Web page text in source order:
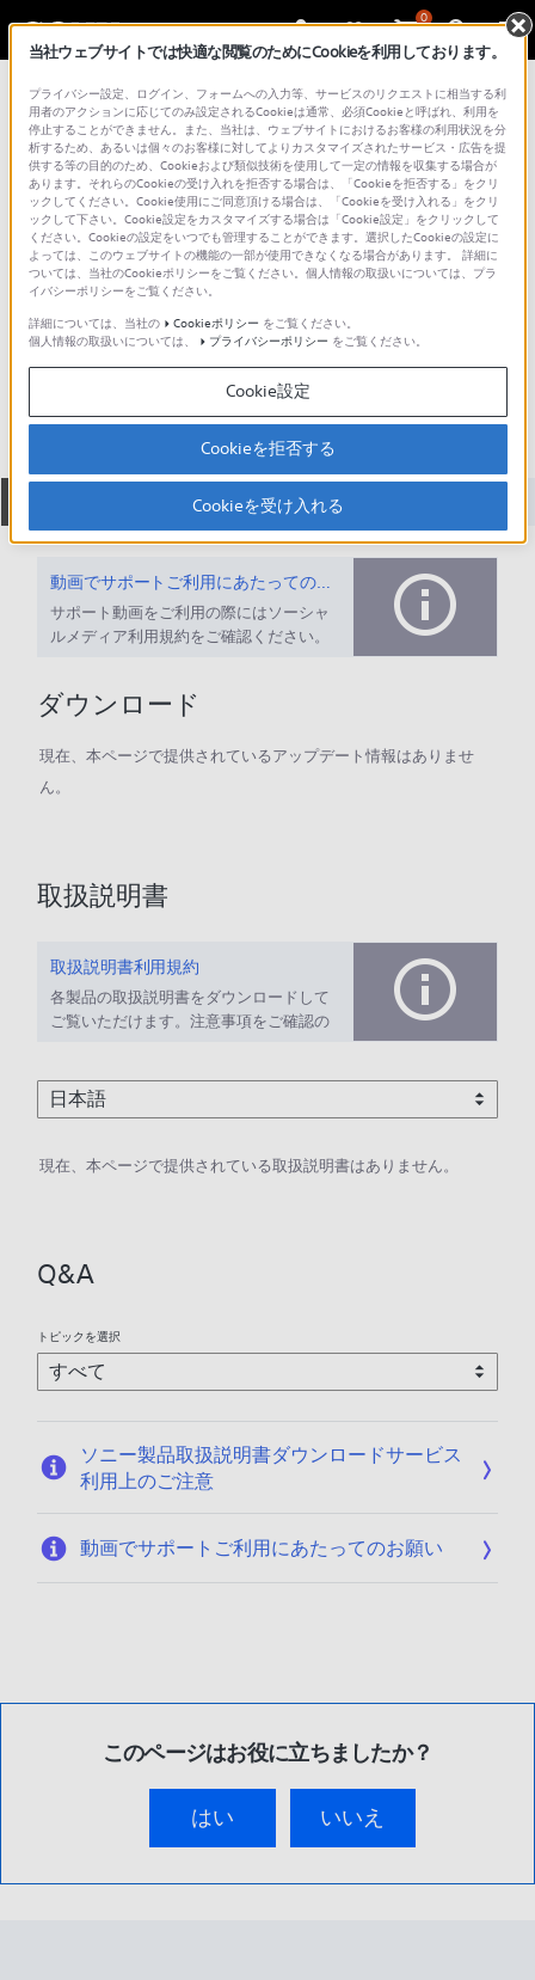
0
総合サポート・お問い合わせ アクセサリー （パソコンアクセサリー）
VGP-CKSR1
ダウンロード 取扱説明書
動画でサポートご利用にあたってのお願い
サポート動画をご利用の際にはソーシャ
ルメディア利用規約をご確認ください。
ダウンロード
現在、本ページで提供されているアップデート情報はありませ
ん。
取扱説明書
取扱説明書利用規約
各製品の取扱説明書をダウンロードして
ご覧いただけます。注意事項をご確認の
現在、本ページで提供されている取扱説明書はありません。
Q&A
トピックを選択
ソニー製品取扱説明書ダウンロードサービス
利用上のご注意
動画でサポートご利用にあたってのお願い
このページはお役に立ちましたか？
はい いいえ
当社ウェブサイトでは快適な閲覧のためにCookieを利用しております。
プライバシー設定、ログイン、フォームへの入力等、サービスのリクエストに相当する利
用者のアクションに応じてのみ設定されるCookieは通常、必須Cookieと呼ばれ、利用を
停止することができません。また、当社は、ウェブサイトにおけるお客様の利用状況を分
析するため、あるいは個々のお客様に対してよりカスタマイズされたサービス・広告を提
供する等の目的のため、Cookieおよび類似技術を使用して一定の情報を収集する場合が
あります。それらのCookieの受け入れを拒否する場合は、「Cookieを拒否する」をクリ
ックしてください。Cookie使用にご同意頂ける場合は、「Cookieを受け入れる」をクリ
ックして下さい。Cookie設定をカスタマイズする場合は「Cookie設定」をクリックして
ください。Cookieの設定をいつでも管理することができます。選択したCookieの設定に
よっては、このウェブサイトの機能の一部が使用できなくなる場合があります。 詳細に
ついては、当社のCookieポリシーをご覧ください。個人情報の取扱いについては、プラ
イバシーポリシーをご覧ください。
詳細については、当社の
Cookieポリシー をご覧ください。
個人情報の取扱いについては、
プライバシーポリシー をご覧ください。
Cookie設定
Cookieを拒否する
Cookieを受け入れる